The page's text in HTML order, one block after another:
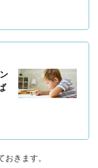
おきます。